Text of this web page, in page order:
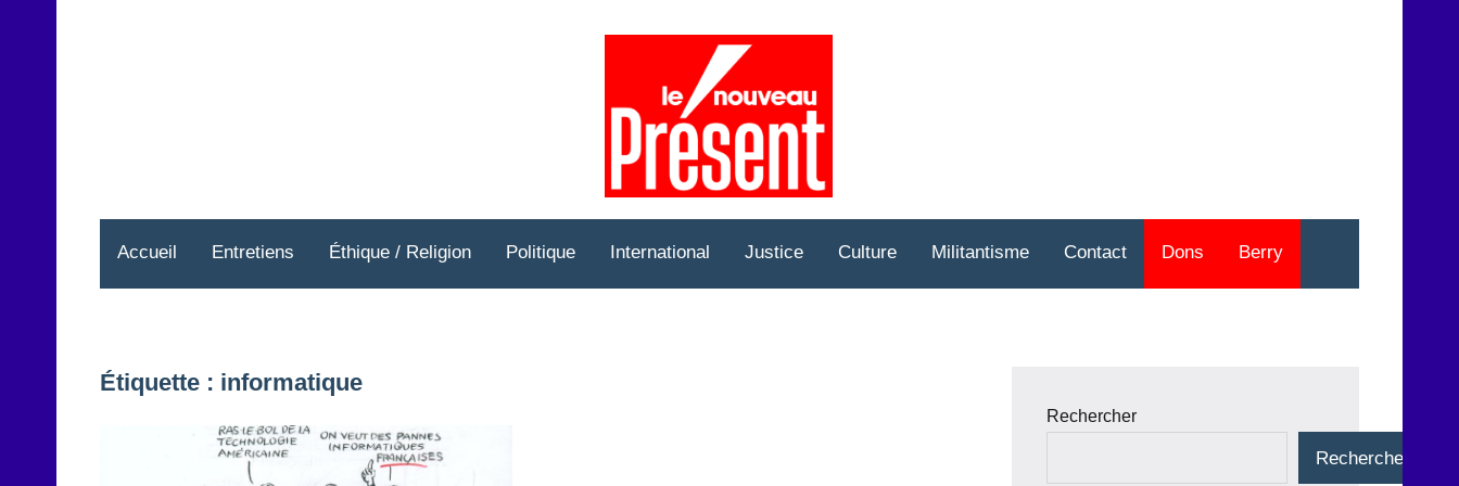
Accueil Entretiens Éthique / Religion Politique International Justice Culture Militantisme Contact Dons Berry
Étiquette : informatique
Rechercher
Rechercher